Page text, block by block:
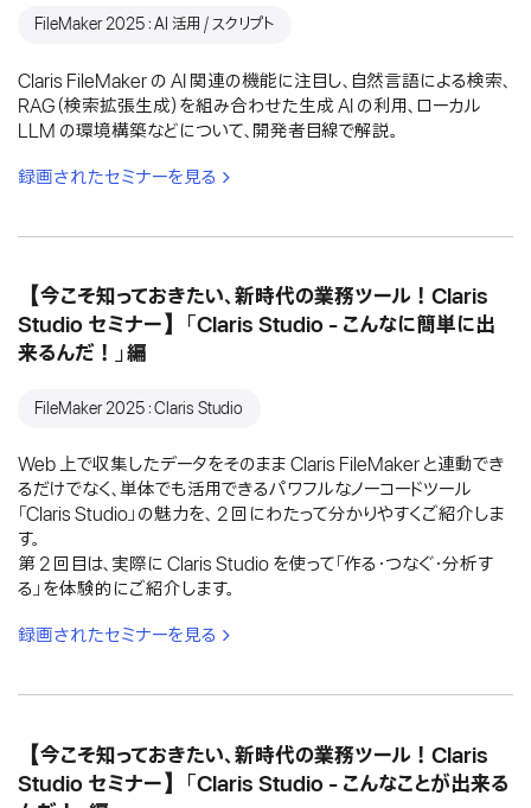
FileMaker 2025：AI 活用 / スクリプト
Claris FileMaker の AI 関連の機能に注目し、自然言語による検索、
RAG（検索拡張生成）を組み合わせた生成 AI の利用、ローカル
LLM の環境構築などについて、開発者目線で解説。
録画されたセミナーを見る
【今こそ知っておきたい、新時代の業務ツール！Claris
Studio セミナー】「Claris Studio - こんなに簡単に出
来るんだ！」編
FileMaker 2025：Claris Studio
Web 上で収集したデータをそのまま Claris FileMaker と連動でき
るだけでなく、単体でも活用できるパワフルなノーコードツール
「Claris Studio」の魅力を、 2 回にわたって分かりやすくご紹介しま
す。
第 2 回目は、実際に Claris Studio を使って「作る・つなぐ・分析す
る」を体験的にご紹介します。
録画されたセミナーを見る
【今こそ知っておきたい、新時代の業務ツール！Claris
Studio セミナー】「Claris Studio - こんなことが出来る